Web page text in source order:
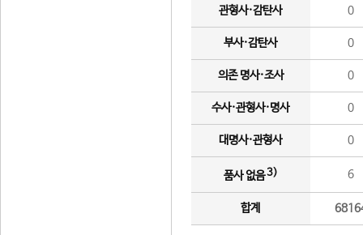
관형사·감탄사 0
부사·감탄사 0
의존 명사·조사 0
수사·관형사·명사 0
대명사·관형사 0
품사 없음3) 6
합계